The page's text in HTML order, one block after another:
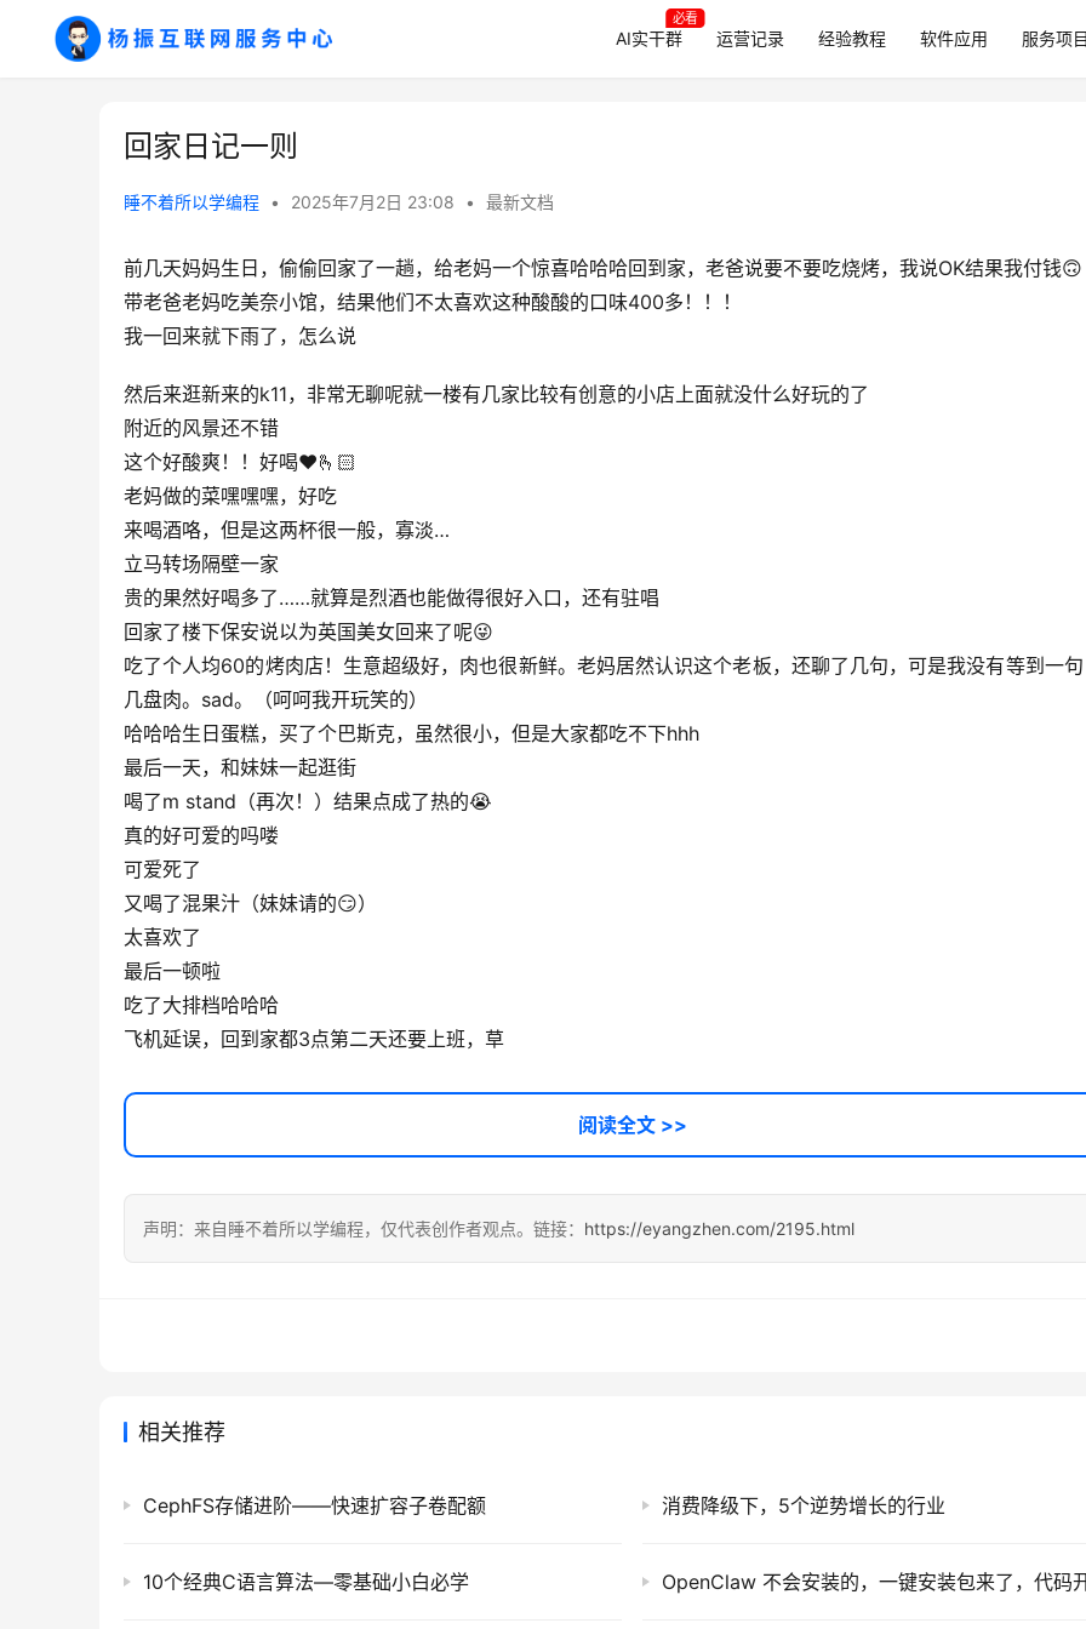
AI实干群
必看
运营记录 经验教程 软件应用 服务项
回家日记一则
睡不着所以学编程 • 2025年7月2日 23:08 • 最新文档
前几天妈妈生日，偷偷回家了一趟，给老妈一个惊喜哈哈哈回到家，老爸说要不要吃烧烤，我说OK结果我付钱🙃
带老爸老妈吃美奈小馆，结果他们不太喜欢这种酸酸的口味400多！！！
我一回来就下雨了，怎么说
然后来逛新来的k11，非常无聊呢就一楼有几家比较有创意的小店上面就没什么好玩的了
附近的风景还不错
这个好酸爽！！好喝❤️🫰🏻
老妈做的菜嘿嘿嘿，好吃
来喝酒咯，但是这两杯很一般，寡淡…
立马转场隔壁一家
贵的果然好喝多了……就算是烈酒也能做得很好入口，还有驻唱
回家了楼下保安说以为英国美女回来了呢😜
吃了个人均60的烤肉店！生意超级好，肉也很新鲜。老妈居然认识这个老板，还聊了几句，可是我没有等到一
几盘肉。sad。（呵呵我开玩笑的）
哈哈哈生日蛋糕，买了个巴斯克，虽然很小，但是大家都吃不下hhh
最后一天，和妹妹一起逛街
喝了m stand（再次！）结果点成了热的😭
真的好可爱的吗喽
可爱死了
又喝了混果汁（妹妹请的😏）
太喜欢了
最后一顿啦
吃了大排档哈哈哈
飞机延误，回到家都3点第二天还要上班，草
阅读全文 >>
声明：来自睡不着所以学编程，仅代表创作者观点。链接： https://eyangzhen.com/2195.html
相关推荐
CephFS存储进阶——快速扩容子卷配额 消费降级下，5个逆势增长的行业
10个经典C语言算法—零基础小白必学 OpenClaw 不会安装的，一键安装包来了，代码